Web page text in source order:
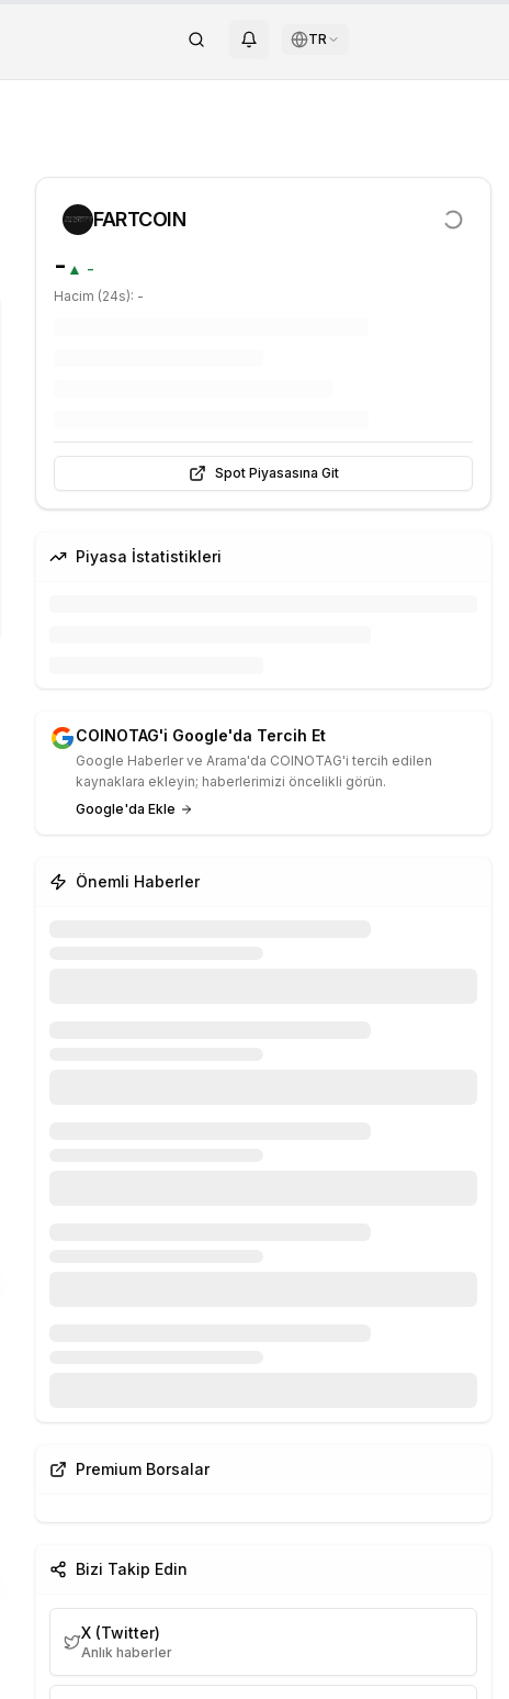
TR
FARTCOIN
- ▲ -
Hacim (24s): -
Spot Piyasasına Git
Piyasa İstatistikleri
COINOTAG'i Google'da Tercih Et
Google Haberler ve Arama'da COINOTAG'i tercih edilen
kaynaklara ekleyin; haberlerimizi öncelikli görün.
Google'da Ekle
Önemli Haberler
Premium Borsalar
Bizi Takip Edin
X (Twitter)
Anlık haberler